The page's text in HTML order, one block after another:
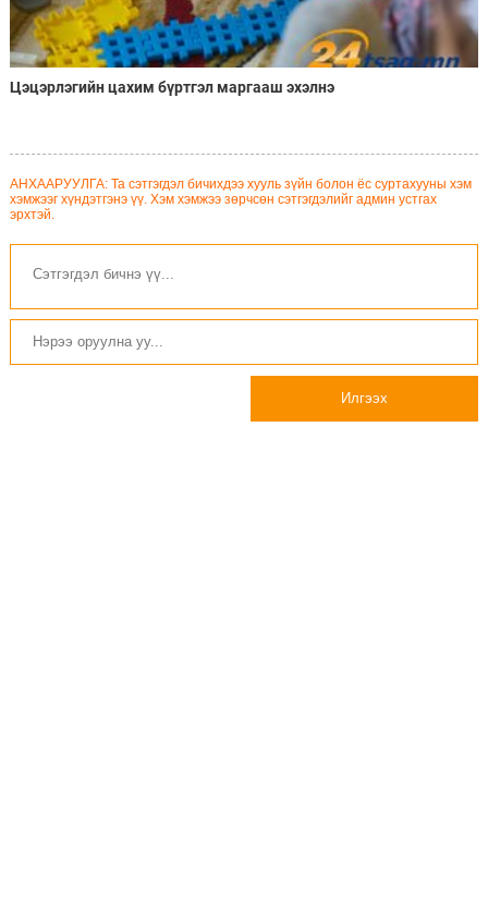
Цэцэрлэгийн цахим бүртгэл маргааш эхэлнэ
АНХААРУУЛГА: Та сэтгэгдэл бичихдээ хууль зүйн болон ёс суртахууны хэм
хэмжээг хүндэтгэнэ үү. Хэм хэмжээ зөрчсөн сэтгэгдэлийг админ устгах
эрхтэй.
Илгээх